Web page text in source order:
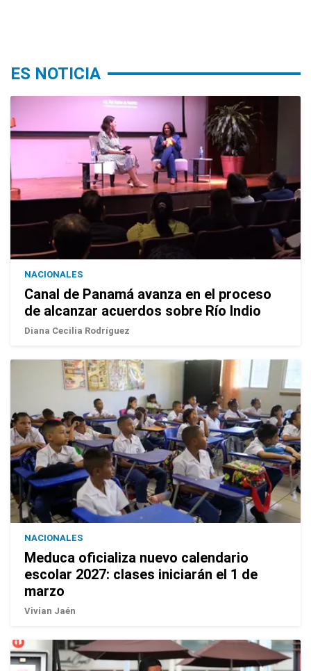
ES NOTICIA
NACIONALES
Canal de Panamá avanza en el proceso
de alcanzar acuerdos sobre Río Indio
Diana Cecilia Rodríguez
NACIONALES
Meduca oficializa nuevo calendario
escolar 2027: clases iniciarán el 1 de
marzo
Vivian Jaén